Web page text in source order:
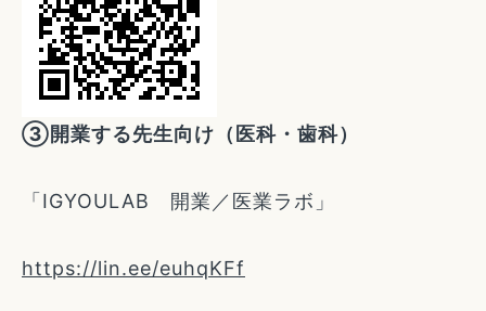
③開業する先生向け（医科・歯科）
「IGYOULAB 開業／医業ラボ」
https://lin.ee/euhqKFf